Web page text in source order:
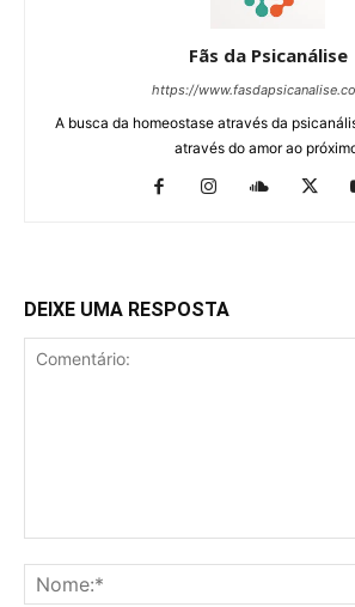
Fãs da Psicanálise
https://
A busca da homeostase através da
através do amor ao
DEIXE UMA RESPOSTA